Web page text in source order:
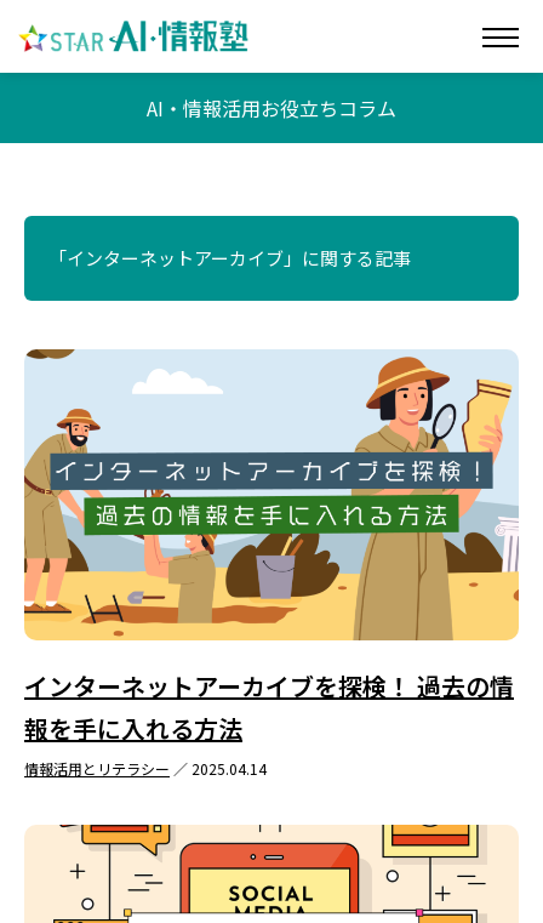
AI・情報活用お役立ちコラム
「インターネットアーカイブ」に関する記事
インターネットアーカイブを探検！ 過去の情
報を手に入れる方法
情報活用とリテラシー ／ 2025.04.14